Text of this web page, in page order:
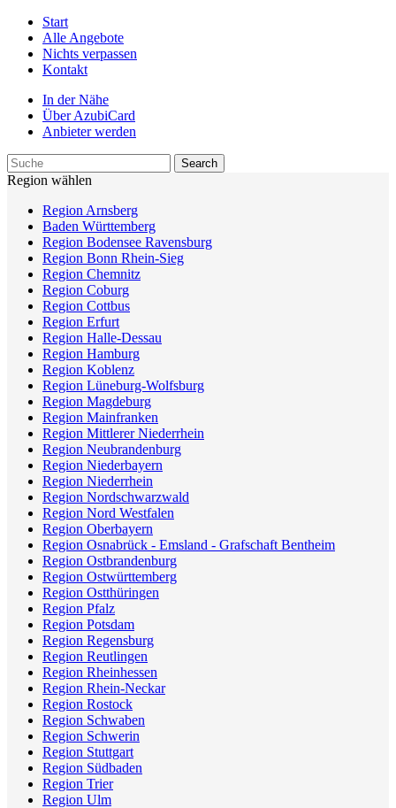
Start
Alle Angebote
Nichts verpassen
Kontakt
In der Nähe
Über AzubiCard
Anbieter werden
Region wählen
Region Arnsberg
Baden Württemberg
Region Bodensee Ravensburg
Region Bonn Rhein-Sieg
Region Chemnitz
Region Coburg
Region Cottbus
Region Erfurt
Region Halle-Dessau
Region Hamburg
Region Koblenz
Region Lüneburg-Wolfsburg
Region Magdeburg
Region Mainfranken
Region Mittlerer Niederrhein
Region Neubrandenburg
Region Niederbayern
Region Niederrhein
Region Nordschwarzwald
Region Nord Westfalen
Region Oberbayern
Region Osnabrück - Emsland - Grafschaft Bentheim
Region Ostbrandenburg
Region Ostwürttemberg
Region Ostthüringen
Region Pfalz
Region Potsdam
Region Regensburg
Region Reutlingen
Region Rheinhessen
Region Rhein-Neckar
Region Rostock
Region Schwaben
Region Schwerin
Region Stuttgart
Region Südbaden
Region Trier
Region Ulm